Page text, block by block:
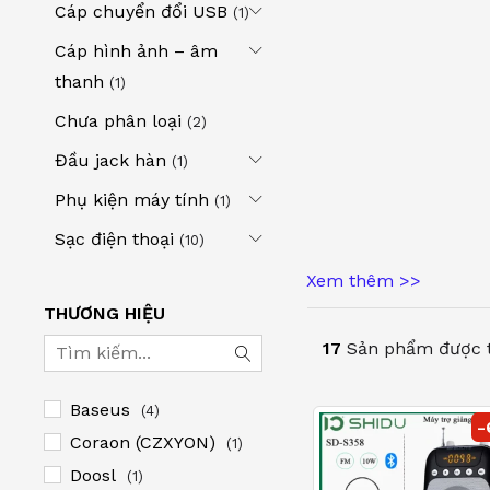
Máy Trợ Giảng Shidu
Máy Trợ Giảng
Shiduchính là sự lựa
thanh tối ưu với giá
Tính năng nổi bật
Xem thêm >>
17 Sản phẩm được
-
Cáp chuyển đổi USB (1)
Cáp hình ảnh – âm
thanh (1)
Chưa phân loại (2)
Đầu jack hàn (1)
Phụ kiện máy tính (1)
Sạc điện thoại (10)
THƯƠNG HIỆU
Baseus (4)
Coraon (CZXYON) (1)
Doosl (1)